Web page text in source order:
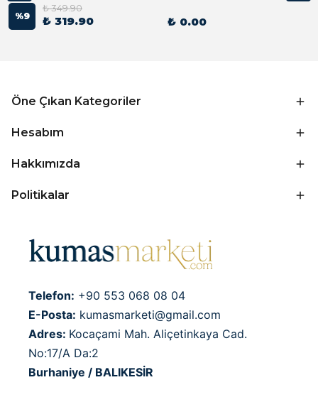
%9
₺ 349.90
₺ 319.90 ₺ 0.00
Öne Çıkan Kategoriler
Hesabım
Hakkımızda
Politikalar
Telefon: +90 553 068 08 04
E-Posta: kumasmarketi@gmail.com
Adres: Kocaçami Mah. Aliçetinkaya Cad.
No:17/A Da:2
Burhaniye / BALIKESİR